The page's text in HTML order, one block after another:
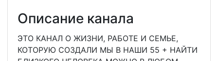
Описание канала
ЭТО КАНАЛ О ЖИЗНИ, РАБОТЕ И СЕМЬЕ,
КОТОРУЮ СОЗДАЛИ МЫ В НАШИ 55 + НАЙТИ